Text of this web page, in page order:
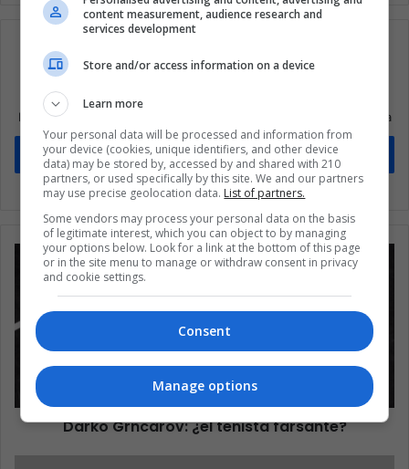
Suscríbete a nuestra lista de correos
Mantente informado sobre lo que está pasando en Latinoamérica
Suscríbete
Darko Grncarov: ¿el tenista farsante?
content measurement, audience research and
services development
Store and/or access information on a device
Learn more
Your personal data will be processed and information from
your device (cookies, unique identifiers, and other device
data) may be stored by, accessed by and shared with 210
partners, or used specifically by this site. We and our partners
may use precise geolocation data. List of partners.
Some vendors may process your personal data on the basis
of legitimate interest, which you can object to by managing
your options below. Look for a link at the bottom of this page
or in the site menu to manage or withdraw consent in privacy
and cookie settings.
Consent
Manage options